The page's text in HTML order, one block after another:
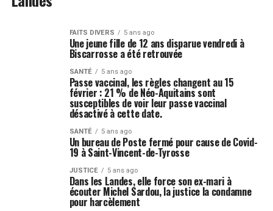
FAITS DIVERS 5 ans ago
Une jeune fille de 12 ans disparue vendredi à
Biscarrosse a été retrouvée
SANTÉ 5 ans ago
Passe vaccinal, les règles changent au 15
février : 21 % de Néo-Aquitains sont
susceptibles de voir leur passe vaccinal
désactivé à cette date.
SANTÉ 5 ans ago
Un bureau de Poste fermé pour cause de Covid-
19 à Saint-Vincent-de-Tyrosse
JUSTICE 5 ans ago
Dans les Landes, elle force son ex-mari à
écouter Michel Sardou, la justice la condamne
pour harcèlement